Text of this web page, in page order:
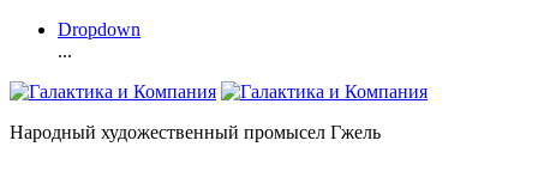
Dropdown
...
Народный художественный промысел Гжель